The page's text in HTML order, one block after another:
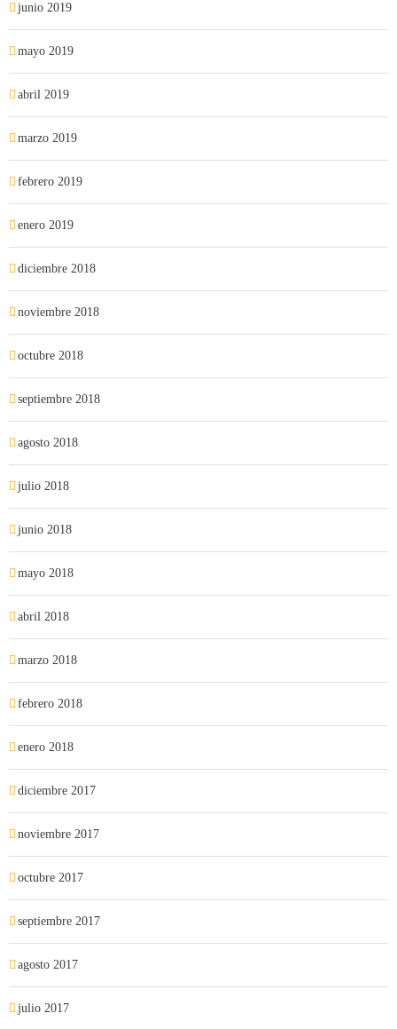
junio 2019
mayo 2019
abril 2019
marzo 2019
febrero 2019
enero 2019
diciembre 2018
noviembre 2018
octubre 2018
septiembre 2018
agosto 2018
julio 2018
junio 2018
mayo 2018
abril 2018
marzo 2018
febrero 2018
enero 2018
diciembre 2017
noviembre 2017
octubre 2017
septiembre 2017
agosto 2017
julio 2017